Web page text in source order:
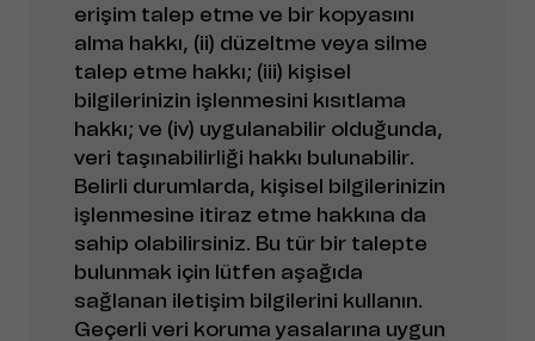
erişim talep etme ve bir kopyasını
alma hakkı, (ii) düzeltme veya silme
talep etme hakkı; (iii) kişisel
bilgilerinizin işlenmesini kısıtlama
hakkı; ve (iv) uygulanabilir olduğunda,
veri taşınabilirliği hakkı bulunabilir.
Belirli durumlarda, kişisel bilgilerinizin
işlenmesine itiraz etme hakkına da
sahip olabilirsiniz. Bu tür bir talepte
bulunmak için lütfen aşağıda
sağlanan iletişim bilgilerini kullanın.
Geçerli veri koruma yasalarına uygun